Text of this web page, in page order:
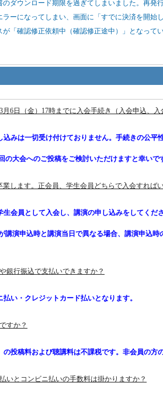
ダウンロード期限を過ぎてしまいました。再発
ーになってしまい、画面に「すでに決済を開始
「確認修正依頼中（確認修正途中）」となって
6日（金）17時までに入会手続き（入会申込、
込みは一切受け付けておりません。手続きの公
大会へのご投稿をご検討いただけますと幸いで
します。正会員、学生会員どちらで入会すれば
生会員として入会し、講演の申し込みをしてく
演申込時と講演当日で異なる場合、講演申込
銀行振込で支払いできますか？
い・クレジットカード払いとなります。
すか？
の投稿料および聴講料は不課税です。非会員の方
いとコンビニ払いの手数料は掛かりますか？